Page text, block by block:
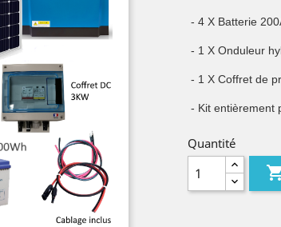
- 4 X Batterie
- 1 X Onduleur
- 1 X Coffret de
- Kit entièrement
Quantité